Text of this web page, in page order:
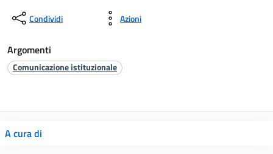
Condividi Azioni
Argomenti
Comunicazione istituzionale
A cura di